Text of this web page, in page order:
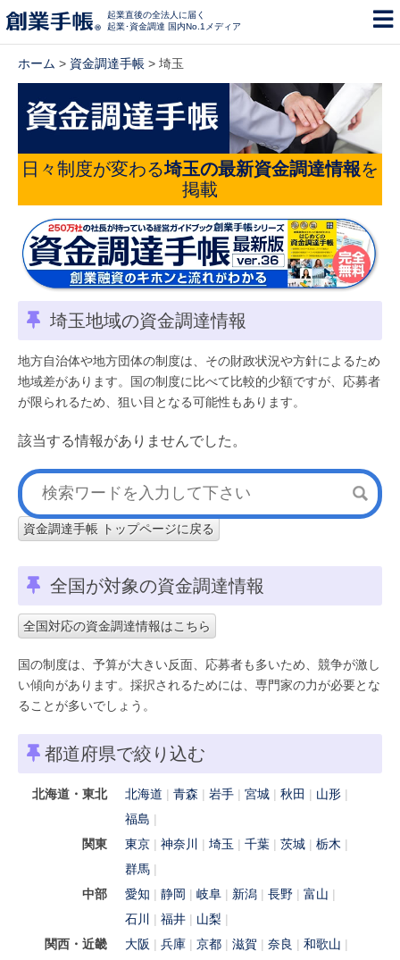
起業直後の全法人に届く
起業･資金調達 国内No.1メディア
ホーム > 資金調達手帳 > 埼玉
日々制度が変わる埼玉の最新資金調達情報を
掲載
埼玉地域の資金調達情報
地方自治体や地方団体の制度は、その財政状況や方針によるため
地域差があります。国の制度に比べて比較的少額ですが、応募者
が限られるため、狙い目となる可能性もあります。
該当する情報がありませんでした。
資金調達手帳 トップページに戻る
全国が対象の資金調達情報
全国対応の資金調達情報はこちら
国の制度は、予算が大きい反面、応募者も多いため、競争が激し
い傾向があります。採択されるためには、専門家の力が必要とな
ることが多いでしょう。
都道府県で絞り込む
北海道・東北 北海道 青森 岩手 宮城 秋田
山形
福島
関東
東京 神奈川 埼玉 千葉 茨城
栃木
群馬
中部
愛知 静岡 岐阜 新潟 長野
富山
石川
福井
山梨
関西・近畿
大阪 兵庫 京都 滋賀 奈良
和歌山